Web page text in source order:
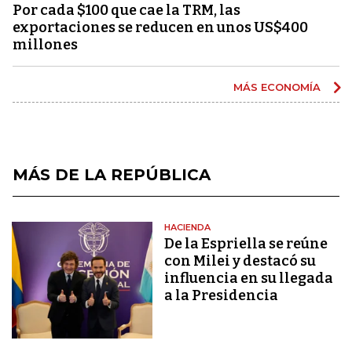
Por cada $100 que cae la TRM, las
exportaciones se reducen en unos US$400
millones
MÁS ECONOMÍA
MÁS DE LA REPÚBLICA
HACIENDA
De la Espriella se reúne
con Milei y destacó su
influencia en su llegada
a la Presidencia